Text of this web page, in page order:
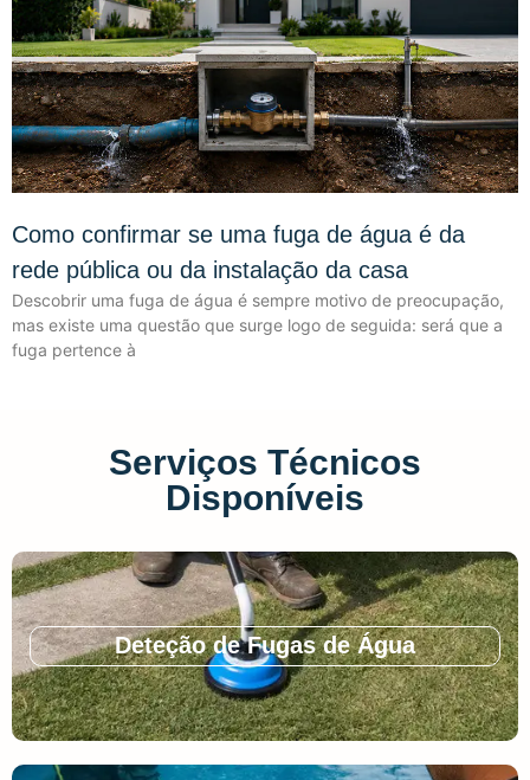
Como confirmar se uma fuga de água é da
rede pública ou da instalação da casa
Descobrir uma fuga de água é sempre motivo de preocupação,
mas existe uma questão que surge logo de seguida: será que a
fuga pertence à
Serviços Técnicos
Disponíveis
Deteção de Fugas de Água